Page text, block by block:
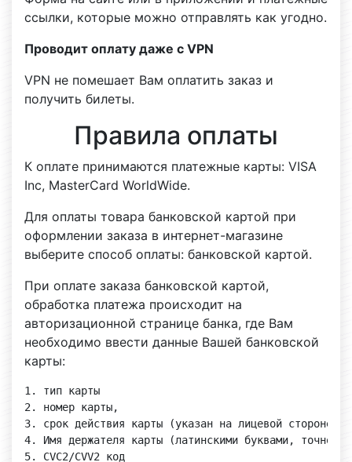
ссылки, которые можно отправлять как угодно.
Проводит оплату даже с VPN
VPN не помешает Вам оплатить заказ и
получить билеты.
Правила оплаты
К оплате принимаются платежные карты: VISA
Inc, MasterCard WorldWide.
Для оплаты товара банковской картой при
оформлении заказа в интернет-магазине
выберите способ оплаты: банковской картой.
При оплате заказа банковской картой,
обработка платежа происходит на
авторизационной странице банка, где Вам
необходимо ввести данные Вашей банковской
карты:
1. тип карты
2. номер карты,
3. срок действия карты (указан на лицевой стороне
4. Имя держателя карты (латинскими буквами, точно